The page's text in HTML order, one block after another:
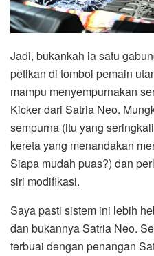
Jadi, bukankah ia satu
petikan di tombol pemain
mampu menyempurnakan
Kicker dari Satria Neo.
sempurna (itu yang
kereta yang menandakan
Siapa mudah puas?) dan
siri modifikasi.
Saya pasti sistem ini lebih
dan bukannya Satria Neo.
terbuai dengan penangan